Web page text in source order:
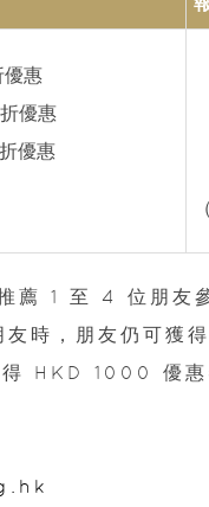
惠
優惠
優惠
薦 1 至 4 位朋
時，朋友仍可獲
HKD 1000 優惠